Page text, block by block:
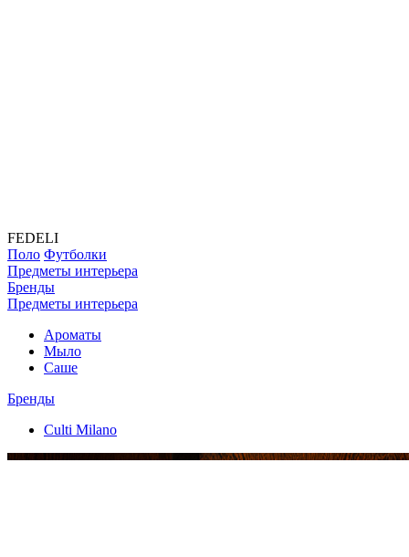
FEDELI
Поло Футболки
Предметы интерьера
Бренды
Предметы интерьера
Ароматы
Мыло
Саше
Бренды
Culti Milano